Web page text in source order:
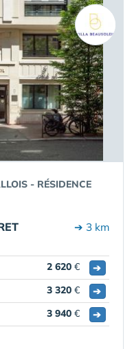
- RÉSIDENCE
➔ 3 km
2 620 €
➔
3 320 €
➔
3 940 € ➔